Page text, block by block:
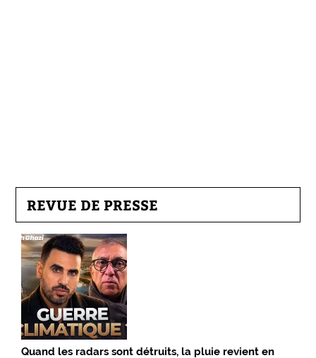
REVUE DE PRESSE
Quand les radars sont détruits, la pluie revient en